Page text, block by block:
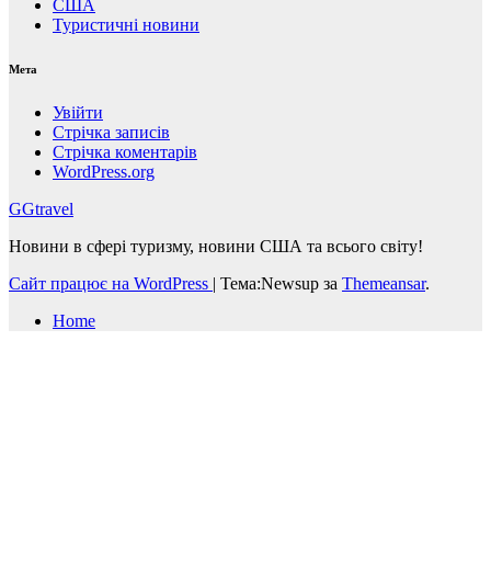
США
Туристичні новини
Мета
Увійти
Стрічка записів
Стрічка коментарів
WordPress.org
GGtravel
Новини в сфері туризму, новини США та всього світу!
Сайт працює на WordPress | Тема:Newsup за Themeansar.
Home